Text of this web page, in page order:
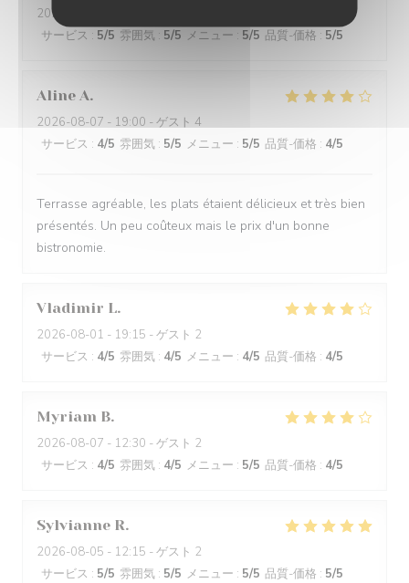
2026-08-06
サービス : 5/5 雰囲気 : 5/5 メニュー : 5/5 品質-価格 : 5/5
Aline A
2026-08-07 - 19:00 - ゲスト 4
サービス : 4/5 雰囲気 : 5/5 メニュー : 5/5 品質-価格 : 4/5
Terrasse agréable, les plats étaient délicieux et très bien
présentés. Un peu coûteux mais le prix d'un bonne
bistronomie.
Vladimir L
2026-08-01 - 19:15 - ゲスト 2
サービス : 4/5 雰囲気 : 4/5 メニュー : 4/5 品質-価格 : 4/5
Myriam B
2026-08-07 - 12:30 - ゲスト 2
サービス : 4/5 雰囲気 : 4/5 メニュー : 5/5 品質-価格 : 4/5
Sylvianne R
2026-08-05 - 12:15 - ゲスト 2
サービス : 5/5 雰囲気 : 5/5 メニュー : 5/5 品質-価格 : 5/5